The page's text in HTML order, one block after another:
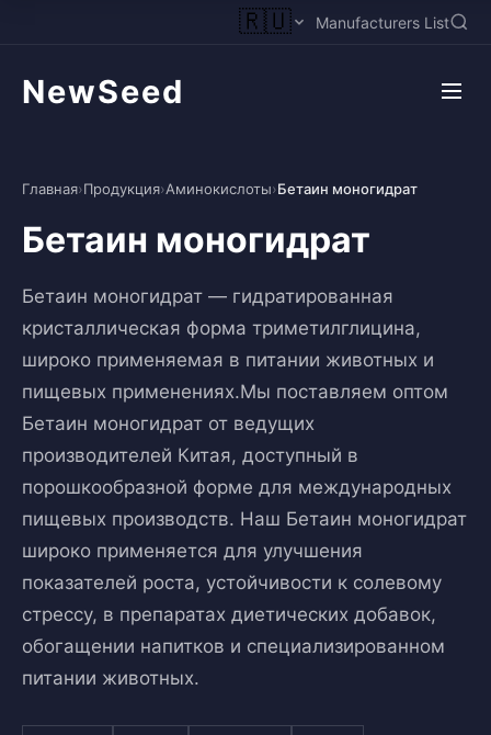
🇷🇺 Manufacturers List
NewSeed
Главная›Продукция›Аминокислоты›Бетаин моногидрат
Бетаин моногидрат
Бетаин моногидрат — гидратированная
кристаллическая форма триметилглицина,
широко применяемая в питании животных и
пищевых применениях.Мы поставляем оптом
Бетаин моногидрат от ведущих
производителей Китая, доступный в
порошкообразной форме для международных
пищевых производств. Наш Бетаин моногидрат
широко применяется для улучшения
показателей роста, устойчивости к солевому
стрессу, в препаратах диетических добавок,
обогащении напитков и специализированном
питании животных.